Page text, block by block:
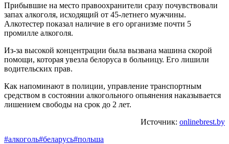
Прибывшие на место правоохранители сразу почувствовали
запах алкоголя, исходящий от 45-летнего мужчины.
Алкотестер показал наличие в его организме почти 5
промилле алкоголя.
Из-за высокой концентрации была вызвана машина скорой
помощи, которая увезла белоруса в больницу. Его лишили
водительских прав.
Как напоминают в полиции, управление транспортным
средством в состоянии алкогольного опьянения наказывается
лишением свободы на срок до 2 лет.
Источник: onlinebrest.by
#алкоголь#беларусь#польша